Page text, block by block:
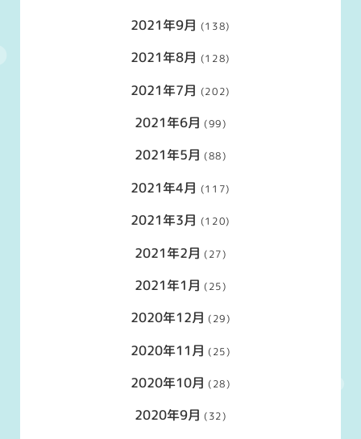
2021年9月 (138)
2021年8月 (128)
2021年7月 (202)
2021年6月 (99)
2021年5月 (88)
2021年4月 (117)
2021年3月 (120)
2021年2月 (27)
2021年1月 (25)
2020年12月 (29)
2020年11月 (25)
2020年10月 (28)
2020年9月 (32)